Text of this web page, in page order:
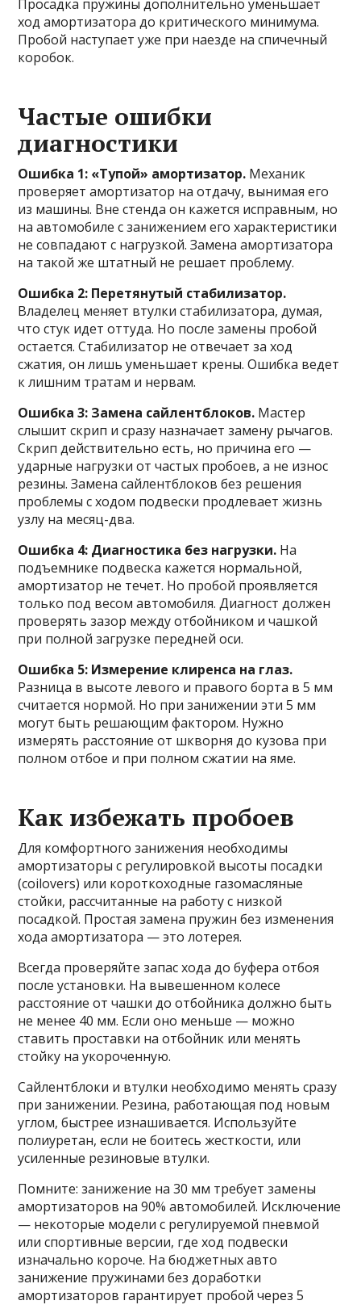
Просадка пружины дополнительно уменьшает
ход амортизатора до критического минимума.
Пробой наступает уже при наезде на спичечный
коробок.
Частые ошибки
диагностики
Ошибка 1: «Тупой» амортизатор. Механик
проверяет амортизатор на отдачу, вынимая его
из машины. Вне стенда он кажется исправным, но
на автомобиле с занижением его характеристики
не совпадают с нагрузкой. Замена амортизатора
на такой же штатный не решает проблему.
Ошибка 2: Перетянутый стабилизатор.
Владелец меняет втулки стабилизатора, думая,
что стук идет оттуда. Но после замены пробой
остается. Стабилизатор не отвечает за ход
сжатия, он лишь уменьшает крены. Ошибка ведет
к лишним тратам и нервам.
Ошибка 3: Замена сайлентблоков. Мастер
слышит скрип и сразу назначает замену рычагов.
Скрип действительно есть, но причина его —
ударные нагрузки от частых пробоев, а не износ
резины. Замена сайлентблоков без решения
проблемы с ходом подвески продлевает жизнь
узлу на месяц-два.
Ошибка 4: Диагностика без нагрузки. На
подъемнике подвеска кажется нормальной,
амортизатор не течет. Но пробой проявляется
только под весом автомобиля. Диагност должен
проверять зазор между отбойником и чашкой
при полной загрузке передней оси.
Ошибка 5: Измерение клиренса на глаз.
Разница в высоте левого и правого борта в 5 мм
считается нормой. Но при занижении эти 5 мм
могут быть решающим фактором. Нужно
измерять расстояние от шкворня до кузова при
полном отбое и при полном сжатии на яме.
Как избежать пробоев
Для комфортного занижения необходимы
амортизаторы с регулировкой высоты посадки
(coilovers) или короткоходные газомасляные
стойки, рассчитанные на работу с низкой
посадкой. Простая замена пружин без изменения
хода амортизатора — это лотерея.
Всегда проверяйте запас хода до буфера отбоя
после установки. На вывешенном колесе
расстояние от чашки до отбойника должно быть
не менее 40 мм. Если оно меньше — можно
ставить проставки на отбойник или менять
стойку на укороченную.
Сайлентблоки и втулки необходимо менять сразу
при занижении. Резина, работающая под новым
углом, быстрее изнашивается. Используйте
полиуретан, если не боитесь жесткости, или
усиленные резиновые втулки.
Помните: занижение на 30 мм требует замены
амортизаторов на 90% автомобилей. Исключение
— некоторые модели с регулируемой пневмой
или спортивные версии, где ход подвески
изначально короче. На бюджетных авто
занижение пружинами без доработки
амортизаторов гарантирует пробой через 5